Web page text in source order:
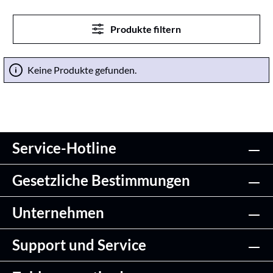
Produkte filtern
Keine Produkte gefunden.
Service-Hotline
Gesetzliche Bestimmungen
Unternehmen
Support und Service